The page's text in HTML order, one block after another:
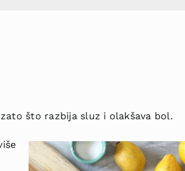
što razbija sluz i olakšava bol.